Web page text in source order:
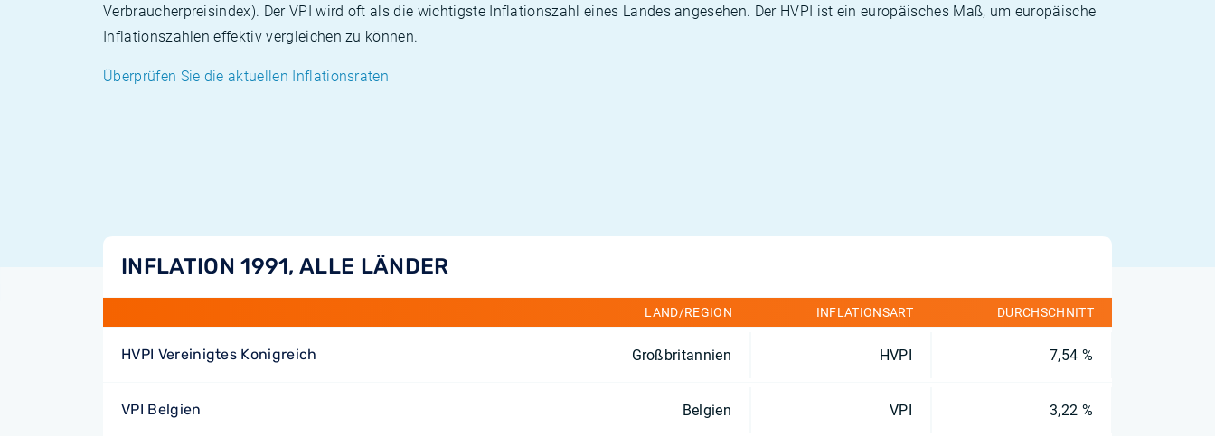
Verbraucherpreisindex). Der VPI wird oft als die wichtigste Inflationszahl eines Landes angesehen. Der HVPI ist ein europäisches Maß, um europäische
Inflationszahlen effektiv vergleichen zu können.
Überprüfen Sie die aktuellen Inflationsraten
INFLATION 1991, ALLE LÄNDER
LAND/REGION INFLATIONSART DURCHSCHNITT
HVPI Vereinigtes Konigreich Großbritannien HVPI 7,54 %
VPI Belgien Belgien VPI 3,22 %